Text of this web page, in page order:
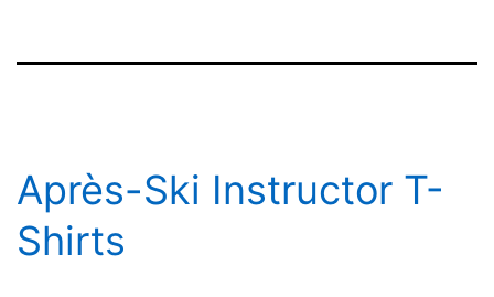
Après-Ski Instructor T-
Shirts